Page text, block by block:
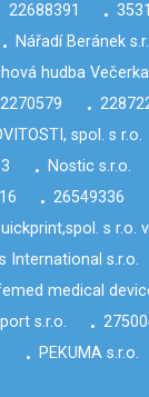
22688391 •
• Nářadí Beránek
hudba
2270579 •
spol. s r.o.
• Nostic s.r.o.
• 26549336
s r.o.
International s.r.o.
medical
s.r.o. •
• PEKUMA s.r.o.